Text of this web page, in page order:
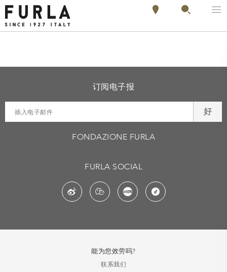
订阅电子报
好
FONDAZIONE FURLA
FURLA SOCIAL
能为您效劳吗?
联系我们